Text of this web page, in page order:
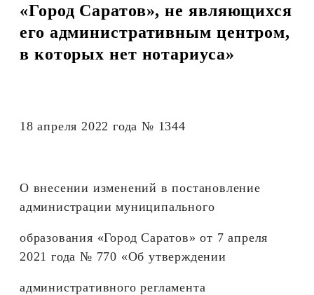
«Город Саратов», не являющихся
его административным центром,
в которых нет нотариуса»
18 апреля 2022 года № 1344
О внесении изменений в постановление
администрации муниципального
образования «Город Саратов» от 7 апреля
2021 года № 770 «Об утверждении
административного регламента